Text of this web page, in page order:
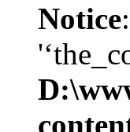
Notice